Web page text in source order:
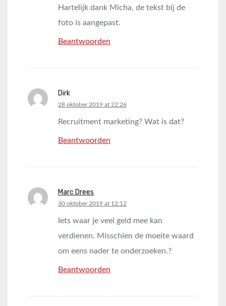
Hartelijk dank Micha, de tekst bij de
foto is aangepast.
Beantwoorden
Dirk
says:
28 oktober 2019 at 22:26
Recruitment marketing? Wat is dat?
Beantwoorden
Marc Drees
says:
30 oktober 2019 at 12:12
Iets waar je veel geld mee kan
verdienen. Misschien de moeite waard
om eens nader te onderzoeken.?
Beantwoorden